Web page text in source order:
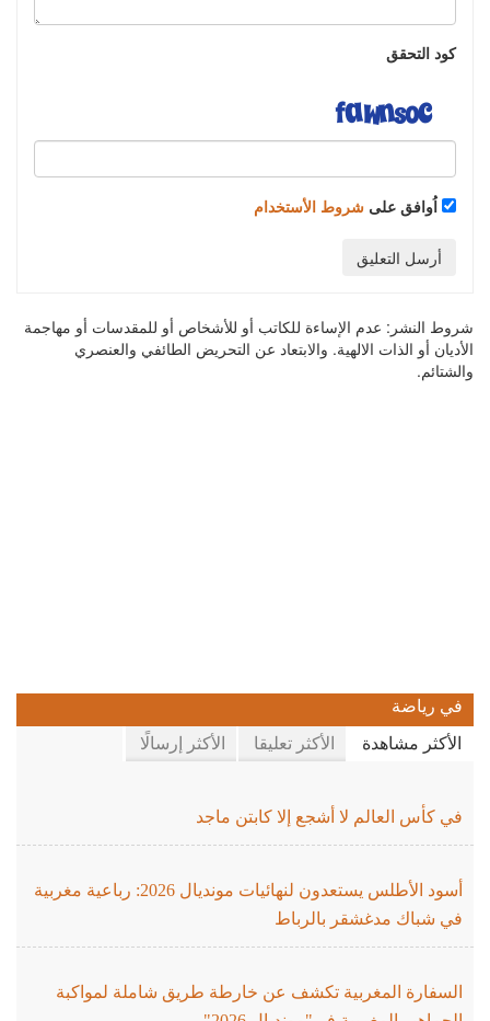
كود التحقق
اُوافق على شروط الأستخدام
أرسل التعليق
شروط النشر: عدم الإساءة للكاتب أو للأشخاص أو للمقدسات أو مهاجمة
الأديان أو الذات الالهية. والابتعاد عن التحريض الطائفي والعنصري
والشتائم.
في رياضة
الأكثر مشاهدة الأكثر تعليقا الأكثر إرسالًا
في كأس العالم لا أشجع إلا كابتن ماجد
أسود الأطلس يستعدون لنهائيات مونديال 2026: رباعية مغربية
في شباك مدغشقر بالرباط
السفارة المغربية تكشف عن خارطة طريق شاملة لمواكبة